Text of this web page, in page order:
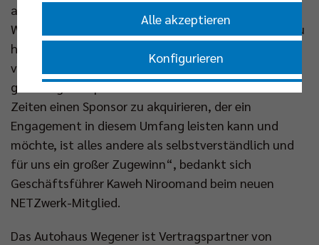
ausgesprochen glücklich, mit dem Autohaus
Wegener einen neuen Mobilitätspartner gefunden zu
haben. Es waren von Beginn an gute und
vertrauensvolle Gespräche, an deren Ende nun eine
großartige Kooperation steht. In den aktuellen
Zeiten einen Sponsor zu akquirieren, der ein
Engagement in diesem Umfang leisten kann und
möchte, ist alles andere als selbstverständlich und
für uns ein großer Zugewinn“, bedankt sich
Geschäftsführer Kaweh Niroomand beim neuen
NETZwerk-Mitglied.
Das Autohaus Wegener ist Vertragspartner von
Alle akzeptieren
Konfigurieren
Nur essenzielle Cookies akzeptieren
Impressum|Datenschutzerklärung